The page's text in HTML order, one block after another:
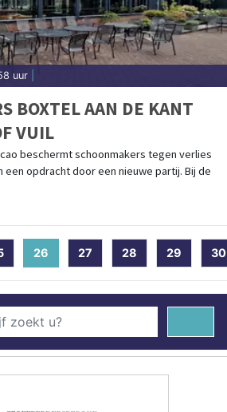
uur
BOXTEL AAN DE KANT
VUIL
cao beschermt schoonmakers tegen verlies
een opdracht door een nieuwe partij. Bij de
26 (current)
27 28 29 30